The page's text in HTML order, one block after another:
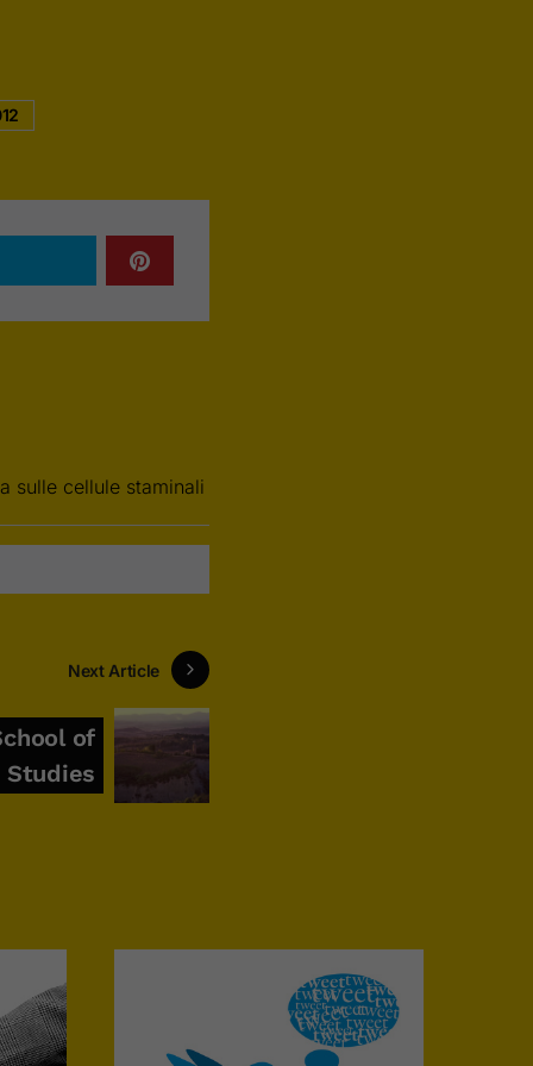
sulle cellule staminali
Next Article
of
Studies